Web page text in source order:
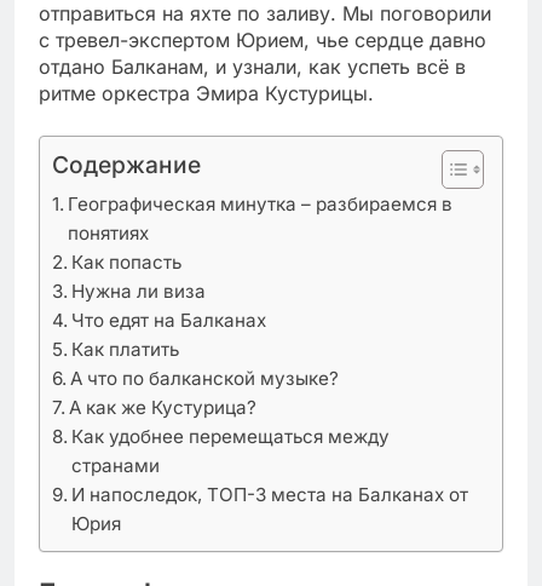
отправиться на яхте по заливу. Мы поговорили
с тревел-экспертом Юрием, чье сердце давно
отдано Балканам, и узнали, как успеть всё в
ритме оркестра Эмира Кустурицы.
Содержание
Географическая минутка – разбираемся в
понятиях
Как попасть
Нужна ли виза
Что едят на Балканах
Как платить
А что по балканской музыке?
А как же Кустурица?
Как удобнее перемещаться между
странами
И напоследок, ТОП-3 места на Балканах от
Юрия